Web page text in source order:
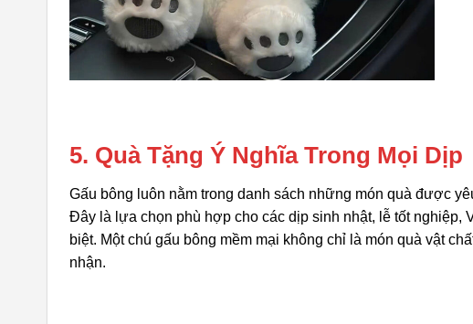
5. Quà Tặng Ý Nghĩa Trong Mọi Dịp
Gấu bông luôn nằm trong danh sách những món quà được
Đây là lựa chọn phù hợp cho các dịp sinh nhật, lễ tốt nghiệp,
biệt. Một chú gấu bông mềm mại không chỉ là món quà vật
nhận.